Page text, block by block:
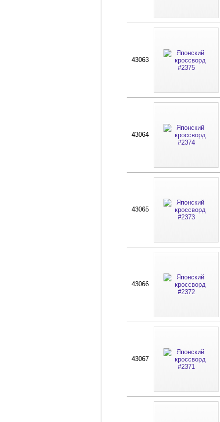
43063
43064
43065
43066
43067